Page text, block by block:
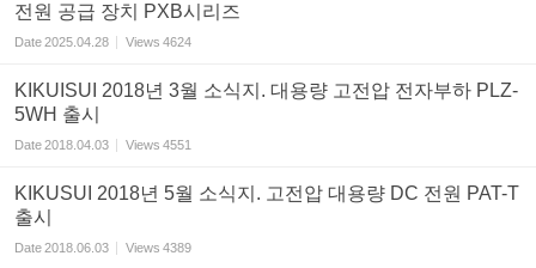
전원 공급 장치 PXB시리즈
Date2025.04.28 Views 4624
KIKUISUI 2018년 3월 소식지. 대용량 고전압 전자부하 PLZ-
5WH 출시
Date2018.04.03 Views 4551
KIKUSUI 2018년 5월 소식지. 고전압 대용량 DC 전원 PAT-T
출시
Date2018.06.03 Views 4389